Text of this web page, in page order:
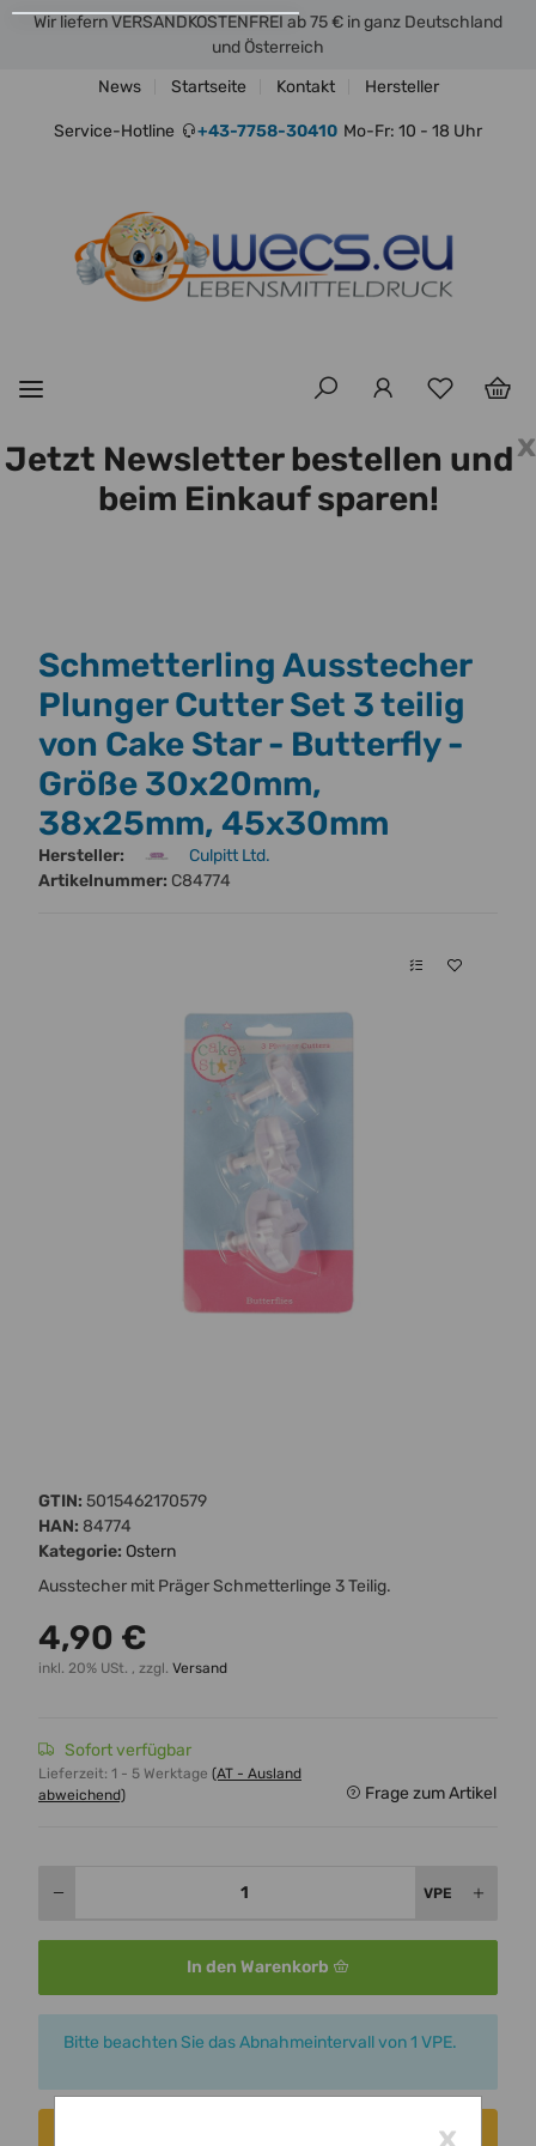
Wir liefern VERSANDKOSTENFREI ab 75 € in ganz Deutschland
und Österreich
News
Startseite Kontakt Hersteller
Service-Hotline +43-7758-30410 Mo-Fr: 10 - 18 Uhr
x
Jetzt Newsletter bestellen und
beim Einkauf sparen!
Schmetterling Ausstecher
Plunger Cutter Set 3 teilig
von Cake Star - Butterfly -
Größe 30x20mm,
38x25mm, 45x30mm
Hersteller:
Culpitt Ltd.
Artikelnummer: C84774
GTIN: 5015462170579
HAN: 84774
Kategorie: Ostern
Ausstecher mit Präger Schmetterlinge 3 Teilig.
4,90 €
inkl. 20% USt. , zzgl. Versand
Sofort verfügbar
Lieferzeit: 1 - 5 Werktage (AT - Ausland
abweichend)
Frage zum Artikel
VPE
In den Warenkorb
x
Bitte beachten Sie das Abnahmeintervall von 1 VPE.
x